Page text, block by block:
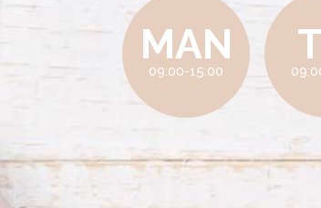
MAN
09:00-15:00